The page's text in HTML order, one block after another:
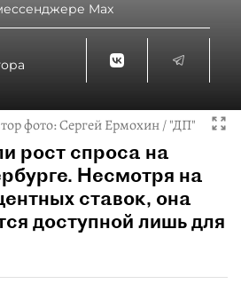
Max
фото:Сергей Ермохин / "ДП"
рост спроса на
Несмотря на
ставок, она
доступной лишь для